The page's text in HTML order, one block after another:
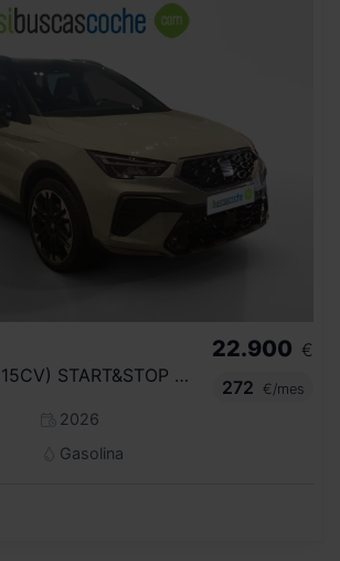
1.0 TSI 85KW (115CV) START&STOP STYLE+
2026
Gasolina
22.900 €
272
€/mes